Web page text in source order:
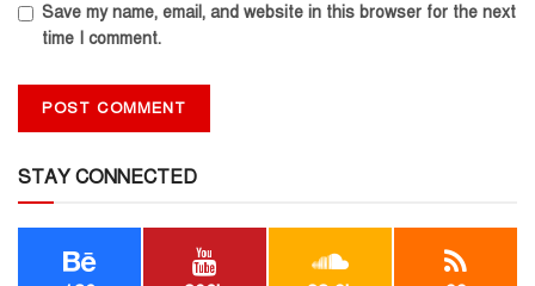
Save my name, email, and website in this browser for the next
time I comment.
STAY CONNECTED